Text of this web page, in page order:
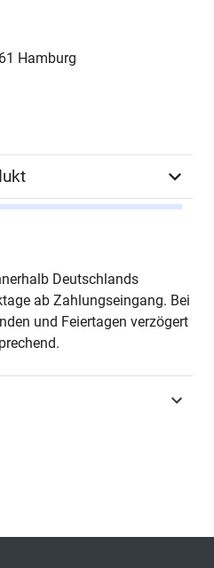
Hamburg
596
Hamburg 2022
1864-3817
Deutschlands
ab Zahlungseingang. Bei
und Feiertagen verzögert